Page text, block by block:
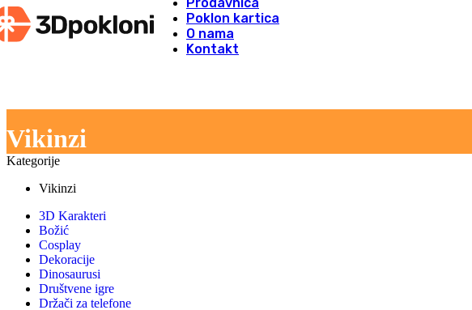
Skip to navigationSkip to main contentPoklon kartica
O nama
Kontakt
Vikinzi
Kategorije
Vikinzi
3D Karakteri
Božić
Cosplay
Dekoracije
Dinosaurusi
Društvene igre
Držači za telefone